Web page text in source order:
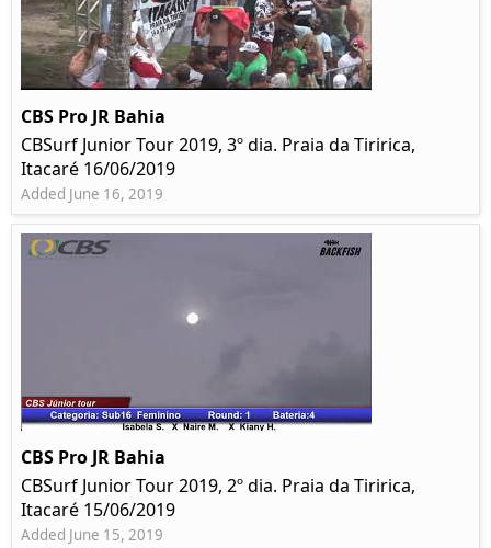
CBS Pro JR Bahia
CBSurf Junior Tour 2019, 3º dia. Praia da Tiririca,
Itacaré 16/06/2019
Added June 16, 2019
CBS Pro JR Bahia
CBSurf Junior Tour 2019, 2º dia. Praia da Tiririca,
Itacaré 15/06/2019
Added June 15, 2019